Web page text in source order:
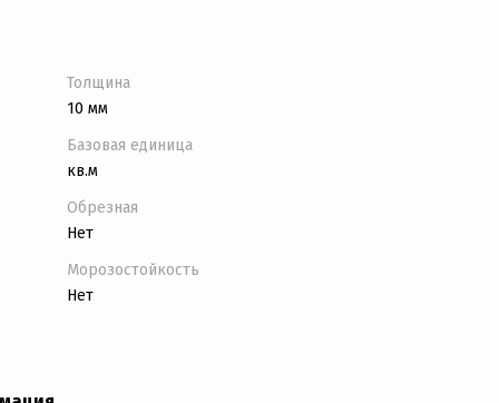
Толщина
10 мм
Базовая единица
кв.м
Обрезная
Нет
Морозостойкость
Нет